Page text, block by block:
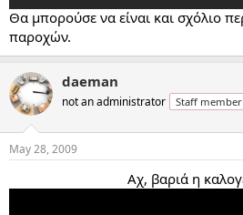
Θα μπορούσε να είναι και σχόλιο
παροχών.
daeman
not an administrator Staff member
May 28, 2009
Αχ, βαριά η